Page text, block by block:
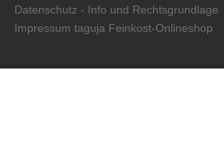
Datenschutz - Info und Rechtsgrundlage
Impressum taguja Feinkost-Onlineshop